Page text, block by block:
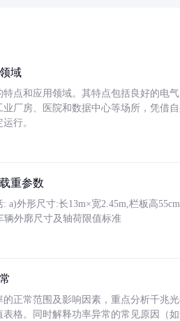
域
点和应用领域。其特点包括良好的电
厂房、医院和数据中心等场所，凭借
行。
重参数
a)外形尺寸:长13m×宽2.45m,栏板高
辆外廓尺寸及轴荷限值标准
正常范围及影响因素，重点分析千兆
格。同时解释功率异常的常见原因（